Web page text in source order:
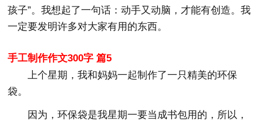
孩子”。我想起了一句话：动手又动脑，才能有创造。我
一定要发明许多对大家有用的东西。
手工制作作文300字 篇5
上个星期，我和妈妈一起制作了一只精美的环保
袋。
因为，环保袋是我星期一要当成书包用的，所以，